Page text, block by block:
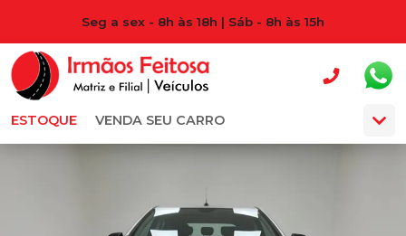
Seg a sex - 8h às 18h | Sáb - 8h às 15h
ESTOQUE VENDA SEU CARRO